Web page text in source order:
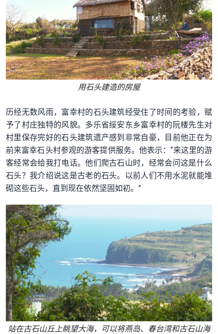
用石头建造的房屋
历经无数风雨，富幸村的石头建筑经受住了时间的考验，赋
予了村庄独特的风貌。多乐省绥安东乡富幸村的阮楼先生对
村里保存完好的石头建筑遗产感到非常自豪，目前他正在为
前来富幸石头村参观的游客提供服务。他表示：“来这里的游
客经常会给我打电话。他们爬古石山时，经常会问这是什么
石头？我介绍说这是古老的石头。以前人们不用水泥就能堆
砌这些石头，直到现在依然坚固如初。”
站在古石山丘上眺望大海，可以将燕岛、春台湾和古石山海